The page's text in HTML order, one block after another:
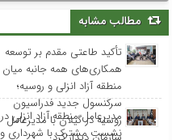
مطالب مشابه
تأکید طاعتی مقدم بر توسعه
همکاری‌های همه جانبه میان
منطقه آزاد انزلی و روسیه؛
سرکنسول جدید فدراسیون
روسیه در گیلان با مدیرعامل
مدیرعامل منطقه آزاد انزلی در
نشست مشترک با شهرداری و